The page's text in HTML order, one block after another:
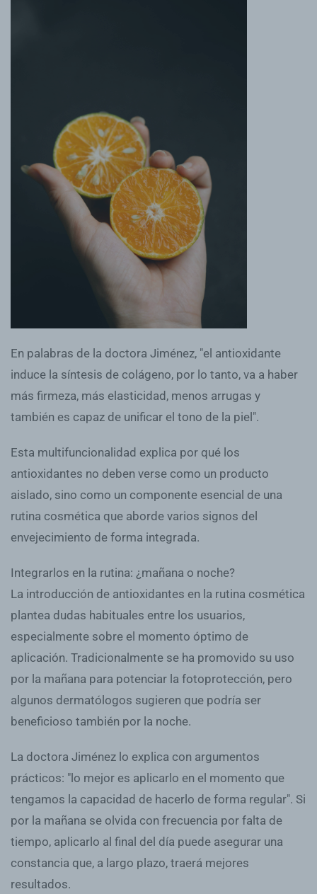
En palabras de la doctora Jiménez, "el antioxidante
induce la síntesis de colágeno, por lo tanto, va a haber
más firmeza, más elasticidad, menos arrugas y
también es capaz de unificar el tono de la piel".
Esta multifuncionalidad explica por qué los
antioxidantes no deben verse como un producto
aislado, sino como un componente esencial de una
rutina cosmética que aborde varios signos del
envejecimiento de forma integrada.
Integrarlos en la rutina: ¿mañana o noche?
La introducción de antioxidantes en la rutina cosmética
plantea dudas habituales entre los usuarios,
especialmente sobre el momento óptimo de
aplicación. Tradicionalmente se ha promovido su uso
por la mañana para potenciar la fotoprotección, pero
algunos dermatólogos sugieren que podría ser
beneficioso también por la noche.
La doctora Jiménez lo explica con argumentos
prácticos: "lo mejor es aplicarlo en el momento que
tengamos la capacidad de hacerlo de forma regular". Si
por la mañana se olvida con frecuencia por falta de
tiempo, aplicarlo al final del día puede asegurar una
constancia que, a largo plazo, traerá mejores
resultados.